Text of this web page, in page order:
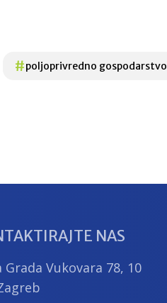
#poljoprivredno gospodarstvo
NAS
Grada Vukovara 78, 10